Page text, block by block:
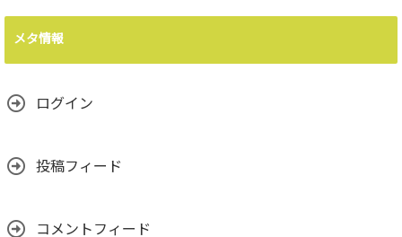
メタ情報
ログイン
投稿フィード
コメントフィード